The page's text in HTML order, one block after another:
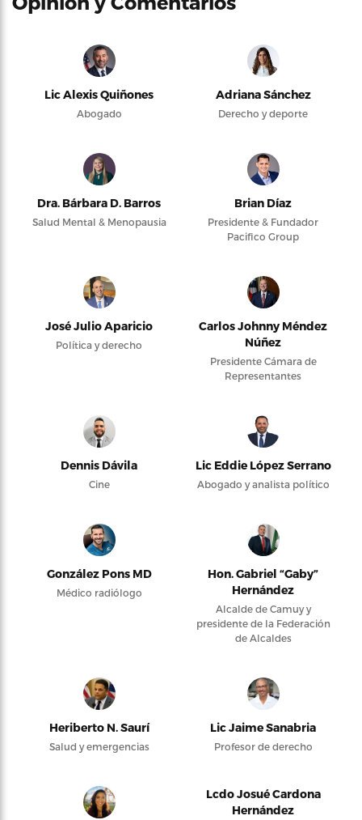
Lic Alexis Quiñones
Abogado
Adriana Sánchez
Derecho y deporte
Dra. Bárbara D. Barros
Salud Mental & Menopausia
Brian Díaz
Presidente & Fundador
Pacifico Group
José Julio Aparicio
Política y derecho
Carlos Johnny Méndez
Núñez
Presidente Cámara de
Representantes
Dennis Dávila
Cine
Lic Eddie López Serrano
Abogado y analista político
González Pons MD
Médico radiólogo
Hon. Gabriel “Gaby”
Hernández
Alcalde de Camuy y
presidente de la Federación
de Alcaldes
Heriberto N. Saurí
Salud y emergencias
Lic Jaime Sanabria
Profesor de derecho
Lcdo Josué Cardona
Hernández